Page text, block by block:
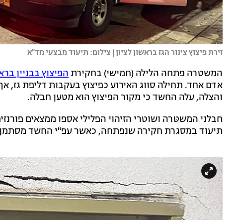
זירת פיצוץ צינור הגז בראשון לציון | צילום: תיעוד מבצעי מד"א
המשטרה פתחה הלילה (חמישי) בחקירת הפיצוץ בבניין
אדם אחד. תחילה סווג האירוע כפיצוץ בעקבות דליפת
והצלה, עלה החשד כי מקור הפיצוץ הוא מטען חבלה.
חבלני המשטּרה ושוטרי הזיהוי הפלילי אספו ממצאים
תיעוד במסגרת חקירה שנפתחה, כאשר עפ"י החשד מסתמן